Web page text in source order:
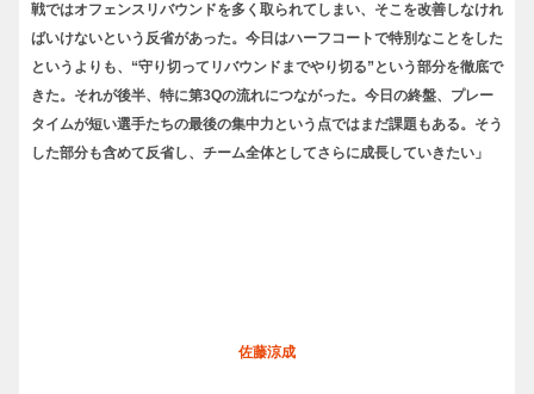
戦ではオフェンスリバウンドを多く取られてしまい、そこを改善しなけれ
ばいけないという反省があった。今日はハーフコートで特別なことをした
というよりも、“守り切ってリバウンドまでやり切る”という部分を徹底で
きた。それが後半、特に第3Qの流れにつながった。今日の終盤、プレー
タイムが短い選手たちの最後の集中力という点ではまだ課題もある。そう
した部分も含めて反省し、チーム全体としてさらに成長していきたい」
佐藤涼成